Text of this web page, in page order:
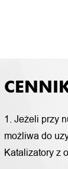
1. Jeżeli przy
możliwa do
Katalizatory z